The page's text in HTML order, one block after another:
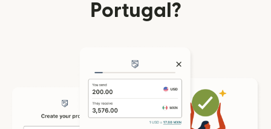
Portugal?